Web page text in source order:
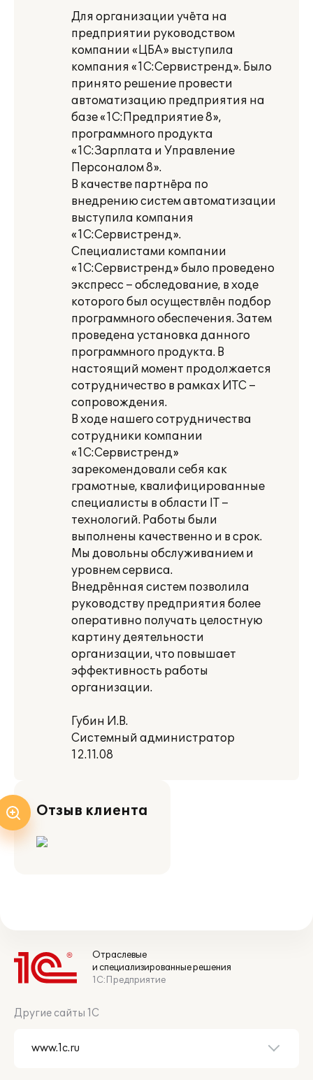
Для организации учёта на
предприятии руководством
компании «ЦБА» выступила
компания «1С:Сервистренд». Было
принято решение провести
автоматизацию предприятия на
базе «1С:Предприятие 8»,
программного продукта
«1С:Зарплата и Управление
Персоналом 8».
В качестве партнёра по
внедрению систем автоматизации
выступила компания
«1С:Сервистренд».
Специалистами компании
«1С:Сервистренд» было проведено
экспресс – обследование, в ходе
которого был осуществлён подбор
программного обеспечения. Затем
проведена установка данного
программного продукта. В
настоящий момент продолжается
сотрудничество в рамках ИТС –
сопровождения.
В ходе нашего сотрудничества
сотрудники компании
«1С:Сервистренд»
зарекомендовали себя как
грамотные, квалифицированные
специалисты в области IT –
технологий. Работы были
выполнены качественно и в срок.
Мы довольны обслуживанием и
уровнем сервиса.
Внедрённая систем позволила
руководству предприятия более
оперативно получать целостную
картину деятельности
организации, что повышает
эффективность работы
организации.
Губин И.В.
Системный администратор
12.11.08
Отзыв клиента
Отраслевые
и специализированные решения
1С:Предприятие
Другие сайты 1С